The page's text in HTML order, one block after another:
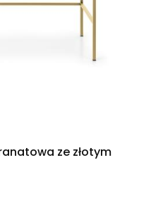
ze złotym